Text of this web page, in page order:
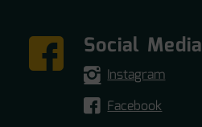
Social Media
Instagram
Facebook